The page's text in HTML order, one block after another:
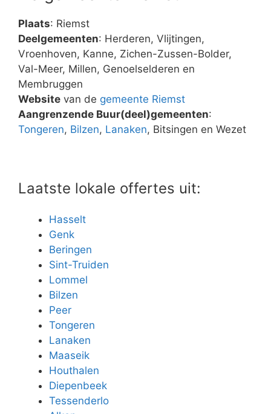
Plaats: Riemst
Deelgemeenten: Herderen, Vlijtingen,
Vroenhoven, Kanne, Zichen-Zussen-Bolder,
Val-Meer, Millen, Genoelselderen en
Membruggen
Website van de gemeente Riemst
Aangrenzende Buur(deel)gemeenten:
Tongeren, Bilzen, Lanaken, Bitsingen en Wezet
Laatste lokale offertes uit:
Hasselt
Genk
Beringen
Sint-Truiden
Lommel
Bilzen
Peer
Tongeren
Lanaken
Maaseik
Houthalen
Diepenbeek
Tessenderlo